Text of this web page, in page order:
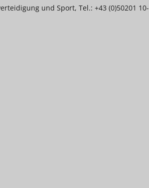
und Sport, Tel.: +43 (0)50201 10-